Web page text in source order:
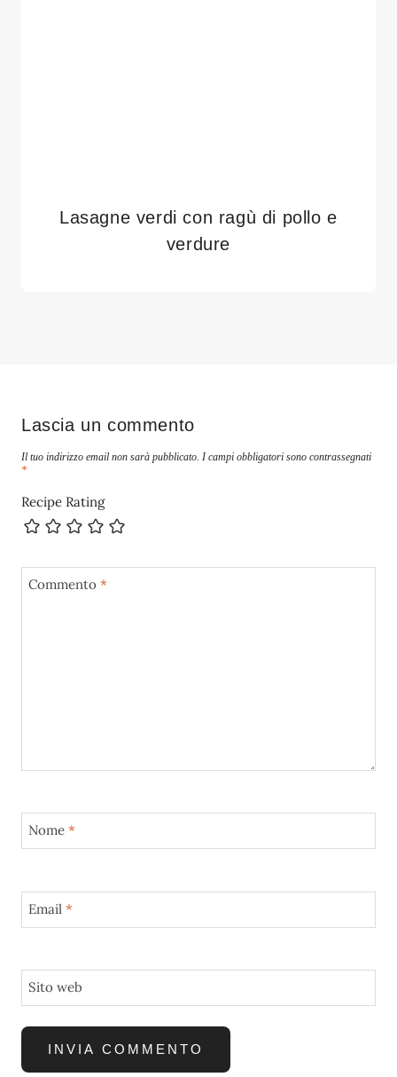
Lasagne verdi con ragù di pollo e
verdure
Lascia un commento
Il tuo indirizzo email non sarà pubblicato. I campi obbligatori sono contrassegnati
*
Recipe Rating
Commento *
Nome *
Email *
Sito web